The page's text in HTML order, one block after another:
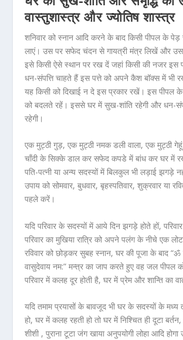
वास्तुशास्त्र और ज्योतिष शास्त्र
शनिवार को स्नान आदि करने के बाद किसी पीपल के पेड़
लाएं। उस पर सफेद चंदन से गायत्री मंत्र लिखें और
इसे किसी ऐसे स्थान पर रख दें जहां किसी की नजर
धन-संपत्ति चाहते हैं इस पत्ते को अपने कैश बॉक्स में
यह किसी को दिखाई न दे इस प्रकार रखें। इस पीपल के
को बदलते रहें। इससे घर में सुख-शांति रहेगी और धन-
रहेगी।
एक मुट्ठी गुड़, एक मुट्ठी नमक डली वाला, एक मुट्ठी
चाँदी के सिक्के डाल कर सफेद कपडे में बांध कर घर में
पति-पत्नी या अन्य सदस्यों में बिलकुल भी लड़ाई झगड़े
उपाय को सोमवार, बुधवार, बृहस्पतिवार, शुक्रवार या
पहले करें।
यदि परिवार के सदस्यों में आये दिन झगड़े होते हों,
परिवार का मुखिया रात्रि को अपने पलंग के नीचे एक
रविवार को छोड़कर सुबह स्नान, घर की पूजा के बाद
वासुदेवाय नम:” मन्त्र का जाप करते हुए वह जल पीपल
परिवार में कलह दूर होती है, घर में प्रेम और शान्ति का
यदि तमाम प्रयासों के बावजूद भी घर के सदस्यों के
हो, घर में कलह रहती हो तो घर में निश्चित ही दूटा
शीशी , पुराना टूटा जंग खाया अनुपयोगी लोहा आदि